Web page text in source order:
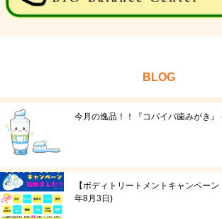
BLOG
今月の逸品！！『コパイバ歯みがき』
【ボディトリートメントキャンペーン
年8月3日